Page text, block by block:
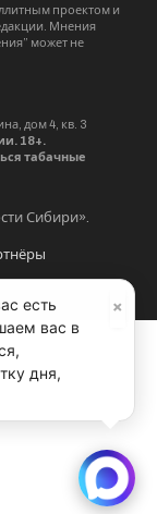
проектом и
Мнения
может не
дом 4, кв. 3
18+.
табачные
Сибири».
×
есть
вас в
дня,